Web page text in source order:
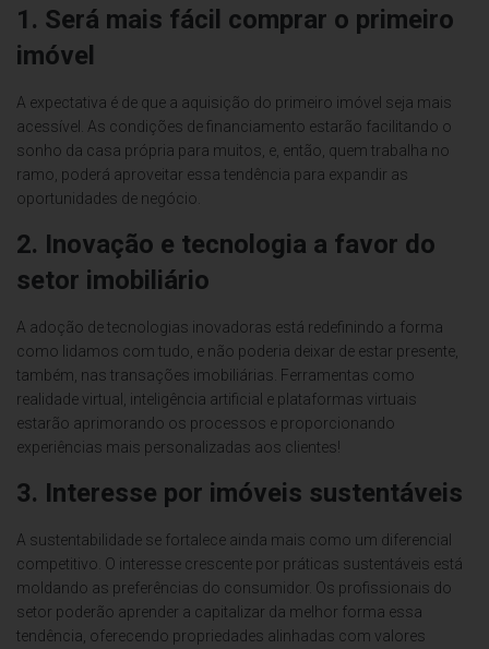
1. Será mais fácil comprar o primeiro
imóvel
A expectativa é de que a aquisição do primeiro imóvel seja mais
acessível. As condições de financiamento estarão facilitando o
sonho da casa própria para muitos, e, então, quem trabalha no
ramo, poderá aproveitar essa tendência para expandir as
oportunidades de negócio.
2. Inovação e tecnologia a favor do
setor imobiliário
A adoção de tecnologias inovadoras está redefinindo a forma
como lidamos com tudo, e não poderia deixar de estar presente,
também, nas transações imobiliárias. Ferramentas como
realidade virtual, inteligência artificial e plataformas virtuais
estarão aprimorando os processos e proporcionando
experiências mais personalizadas aos clientes!
3. Interesse por imóveis sustentáveis
A sustentabilidade se fortalece ainda mais como um diferencial
competitivo. O interesse crescente por práticas sustentáveis está
moldando as preferências do consumidor. Os profissionais do
setor poderão aprender a capitalizar da melhor forma essa
tendência, oferecendo propriedades alinhadas com valores